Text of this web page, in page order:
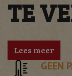
TE
Lees meer
GEEN